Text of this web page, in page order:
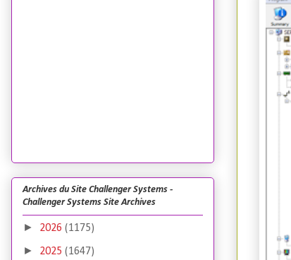
Archives du Site Challenger Systems -
Challenger Systems Site Archives
► 2026 (1175)
► 2025 (1647)